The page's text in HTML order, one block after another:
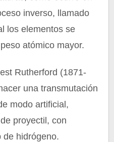
inverso, llamado
los elementos se
atómico mayor.
Rutherford (1871-
una transmutación
modo artificial,
proyectil, con
de hidrógeno.